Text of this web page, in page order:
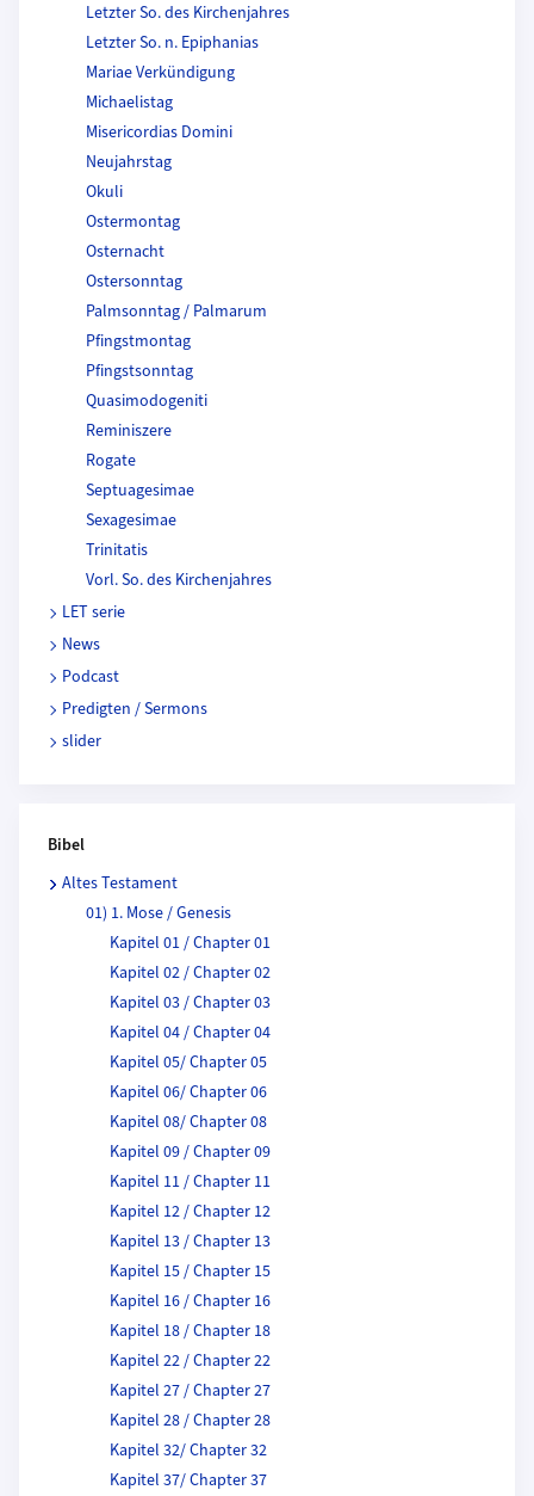
Letzter So. des Kirchenjahres
Letzter So. n. Epiphanias
Mariae Verkündigung
Michaelistag
Misericordias Domini
Neujahrstag
Okuli
Ostermontag
Osternacht
Ostersonntag
Palmsonntag / Palmarum
Pfingstmontag
Pfingstsonntag
Quasimodogeniti
Reminiszere
Rogate
Septuagesimae
Sexagesimae
Trinitatis
Vorl. So. des Kirchenjahres
LET serie
News
Podcast
Predigten / Sermons
slider
Bibel
Altes Testament
01) 1. Mose / Genesis
Kapitel 01 / Chapter 01
Kapitel 02 / Chapter 02
Kapitel 03 / Chapter 03
Kapitel 04 / Chapter 04
Kapitel 05/ Chapter 05
Kapitel 06/ Chapter 06
Kapitel 08/ Chapter 08
Kapitel 09 / Chapter 09
Kapitel 11 / Chapter 11
Kapitel 12 / Chapter 12
Kapitel 13 / Chapter 13
Kapitel 15 / Chapter 15
Kapitel 16 / Chapter 16
Kapitel 18 / Chapter 18
Kapitel 22 / Chapter 22
Kapitel 27 / Chapter 27
Kapitel 28 / Chapter 28
Kapitel 32/ Chapter 32
Kapitel 37/ Chapter 37